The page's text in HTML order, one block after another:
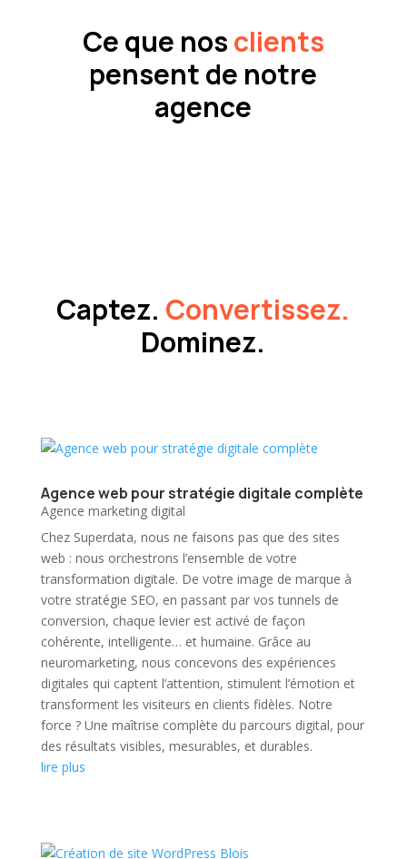
Ce que nosclients
pensent de notre
agence
Captez. Convertissez.
Dominez.
Agence web pour stratégie digitale complète
Agence marketing digital
Chez Superdata, nous ne faisons pas que des sites
web : nous orchestrons l’ensemble de votre
transformation digitale. De votre image de marque à
votre stratégie SEO, en passant par vos tunnels de
conversion, chaque levier est activé de façon
cohérente, intelligente… et humaine. Grâce au
neuromarketing, nous concevons des expériences
digitales qui captent l’attention, stimulent l’émotion et
transforment les visiteurs en clients fidèles. Notre
force ? Une maîtrise complète du parcours digital, pour
des résultats visibles, mesurables, et durables.
lire plus